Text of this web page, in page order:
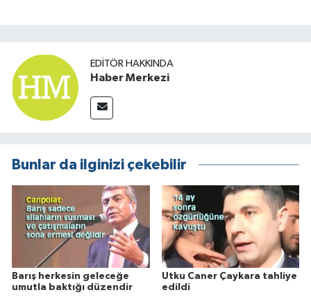
EDITÖR HAKKINDA
Haber Merkezi
Bunlar da ilginizi çekebilir
Barış herkesin geleceğe
umutla baktığı düzendir
Utku Caner Çaykara tahliye
edildi